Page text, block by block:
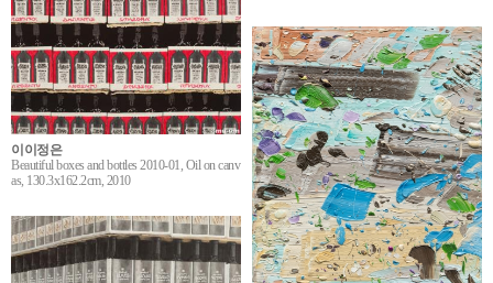
이이정은
Beautiful boxes and bottles 2010-01, Oil on canv
as, 130.3x162.2cm, 2010